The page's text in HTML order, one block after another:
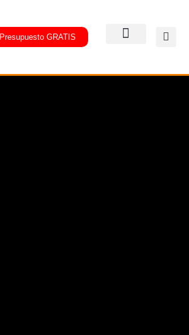
Presupuesto GRATIS